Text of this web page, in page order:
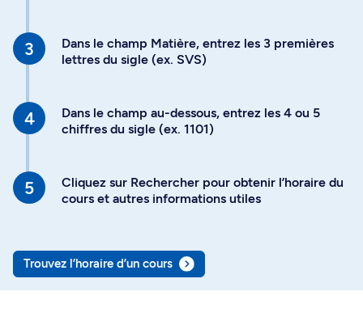
Dans le champ Matière, entrez les 3 premières
lettres du sigle (ex. SVS)
Dans le champ au-dessous, entrez les 4 ou 5
chiffres du sigle (ex. 1101)
Cliquez sur Rechercher pour obtenir l’horaire du
cours et autres informations utiles
Trouvez l’horaire d’un cours